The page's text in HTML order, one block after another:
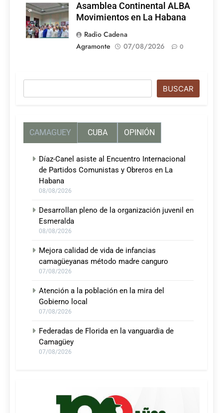
Asamblea Continental ALBA
Movimientos en La Habana
Radio Cadena
Agramonte
07/08/2026 0
BUSCAR
CAMAGUEY CUBA OPINIÓN
Díaz-Canel asiste al Encuentro Internacional
de Partidos Comunistas y Obreros en La
Habana
08/08/2026
Desarrollan pleno de la organización juvenil en
Esmeralda
08/08/2026
Mejora calidad de vida de infancias
camagüeyanas método madre canguro
07/08/2026
Atención a la población en la mira del
Gobierno local
07/08/2026
Federadas de Florida en la vanguardia de
Camagüey
07/08/2026